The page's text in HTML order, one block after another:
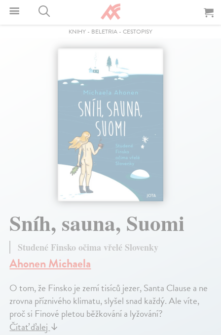
KNIHY - BELETRIA - CESTOPISY
Sníh, sauna, Suomi
Studené Finsko očima vřelé Slovenky
Ahonen Michaela
O tom, že Finsko je zemí tisíců jezer, Santa Clause a ne
zrovna příznivého klimatu, slyšel snad každý. Ale víte,
proč si Finové pletou běžkování a lyžování?
Čítať ďalej↓